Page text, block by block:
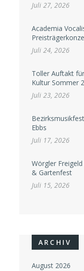
Juli 27, 2026
Academia
Juli 24, 2026
Toller Auftakt
Kultur Sommer
Juli 23, 2026
Ebbs
Juli 17, 2026
Wörgler
& Gartenfest
Juli 15, 2026
ARCHIV
August 2026